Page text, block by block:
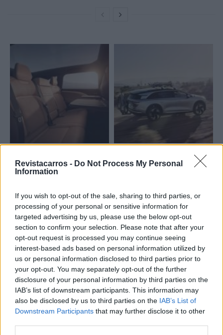
Revistacarros - Do Not Process My Personal
Information
If you wish to opt-out of the sale, sharing to third parties, or
processing of your personal or sensitive information for
targeted advertising by us, please use the below opt-out
section to confirm your selection. Please note that after your
opt-out request is processed you may continue seeing
interest-based ads based on personal information utilized by
us or personal information disclosed to third parties prior to
your opt-out. You may separately opt-out of the further
disclosure of your personal information by third parties on the
IAB’s list of downstream participants. This information may
also be disclosed by us to third parties on the IAB’s List of
Downstream Participants that may further disclose it to other
“O mercado está a exigir um produto nosso no segmento
neste projeto”, afirmou Derek Jenkins, Vice-Presidente
Sénior de Design e da Marca, na sede da Lucid em
Newark, Califórnia, no início de novembro. “Vai ter aquela
vibração desportiva tipicamente GT que o Air tem, com
ainda mais sentido prático e espaço.”
A produção terá início no final de 2024 na unidade de
fabrico de Casa Grande, no estado do Arizona, Estados
Unidos da América.